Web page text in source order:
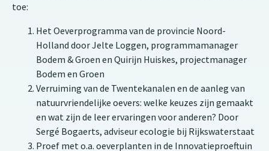
toe:
Het Oeverprogramma van de provincie Noord-
Holland door Jelte Loggen, programmamanager
Bodem & Groen en Quirijn Huiskes, projectmanager
Bodem en Groen
Verruiming van de Twentekanalen en de aanleg van
natuurvriendelijke oevers: welke keuzes zijn gemaakt
en wat zijn de leer ervaringen voor anderen? Door
Sergé Bogaerts, adviseur ecologie bij Rijkswaterstaat
Proef met o.a. oeverplanten in de Innovatieproeftuin